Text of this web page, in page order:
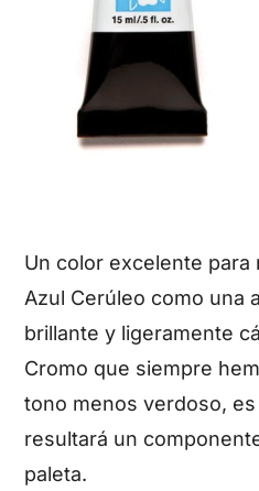
Suscribir
Un color excelente para
Azul Cerúleo como una
brillante y ligeramente
Cromo que siempre
tono menos verdoso,
resultará un
paleta.